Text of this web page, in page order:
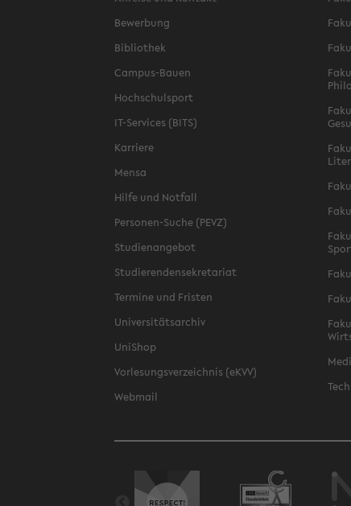
Bewerbung
Bibliothek
Campus-Bauen
Hochschulsport
IT-Services (BITS)
Karriere
Mensa
Hilfe und Notfall
Personen-Suche (PEVZ)
Studienangebot
Studierendensekretariat
Termine und Fristen
Universitätsarchiv
UniShop
Vorlesungsverzeichnis (eKVV)
Webmail